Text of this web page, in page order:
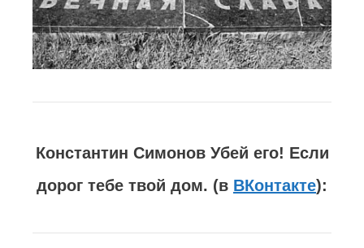
Константин Симонов Убей его! Если
дорог тебе твой дом. (в ВКонтакте):